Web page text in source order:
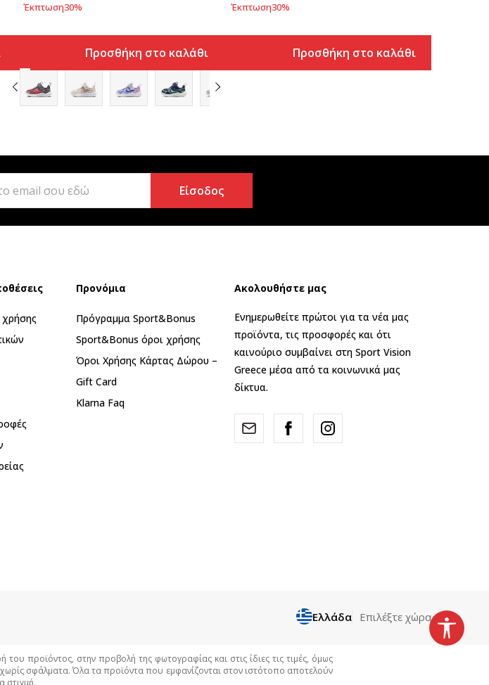
Έκπτωση30%
Προσθήκη στο καλάθι
Έκπτωση30%
Προσθήκη στο καλάθι
Είσοδος
Προνόμια
Πρόγραμμα Sport&Bonus
Sport&Bonus όροι χρήσης
Όροι Χρήσης Κάρτας Δώρου –
Gift Card
Klarna Faq
Ακολουθήστε μας
Ενημερωθείτε πρώτοι για τα νέα μας
προϊόντα, τις προσφορές και ότι
καινούριο συμβαίνει στη Sport Vision
Greece μέσα από τα κοινωνικά μας
δίκτυα.
Ελλάδα Επιλέξτε χώρα
προϊόντος, στην προβολή της φωτογραφίας και στις ίδιες τις τιμές, όμως
σφάλματα. Όλα τα προϊόντα που εμφανίζονται στον ιστότοπο αποτελούν